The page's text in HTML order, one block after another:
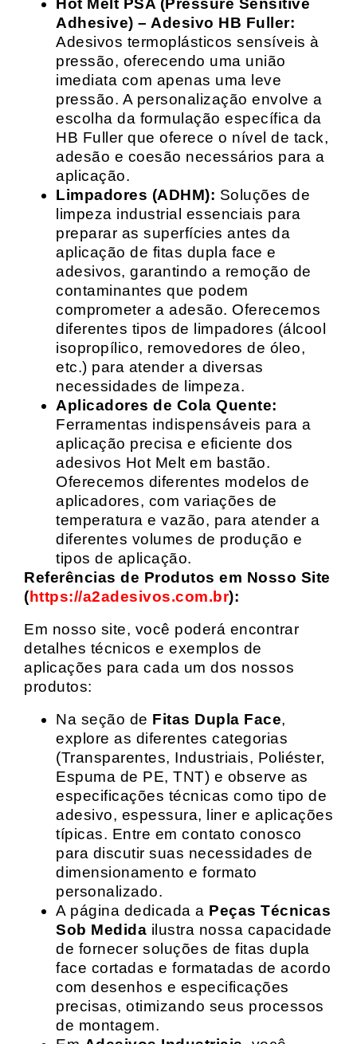
Hot Melt PSA (Pressure Sensitive
Adhesive) – Adesivo HB Fuller:
Adesivos termoplásticos sensíveis à
pressão, oferecendo uma união
imediata com apenas uma leve
pressão. A personalização envolve a
escolha da formulação específica da
HB Fuller que oferece o nível de tack,
adesão e coesão necessários para a
aplicação.
Limpadores (ADHM): Soluções de
limpeza industrial essenciais para
preparar as superfícies antes da
aplicação de fitas dupla face e
adesivos, garantindo a remoção de
contaminantes que podem
comprometer a adesão. Oferecemos
diferentes tipos de limpadores (álcool
isopropílico, removedores de óleo,
etc.) para atender a diversas
necessidades de limpeza.
Aplicadores de Cola Quente:
Ferramentas indispensáveis para a
aplicação precisa e eficiente dos
adesivos Hot Melt em bastão.
Oferecemos diferentes modelos de
aplicadores, com variações de
temperatura e vazão, para atender a
diferentes volumes de produção e
tipos de aplicação.
Referências de Produtos em Nosso Site
(https://a2adesivos.com.br):
Em nosso site, você poderá encontrar
detalhes técnicos e exemplos de
aplicações para cada um dos nossos
produtos:
Na seção de Fitas Dupla Face,
explore as diferentes categorias
(Transparentes, Industriais, Poliéster,
Espuma de PE, TNT) e observe as
especificações técnicas como tipo de
adesivo, espessura, liner e aplicações
típicas. Entre em contato conosco
para discutir suas necessidades de
dimensionamento e formato
personalizado.
A página dedicada a Peças Técnicas
Sob Medida ilustra nossa capacidade
de fornecer soluções de fitas dupla
face cortadas e formatadas de acordo
com desenhos e especificações
precisas, otimizando seus processos
de montagem.